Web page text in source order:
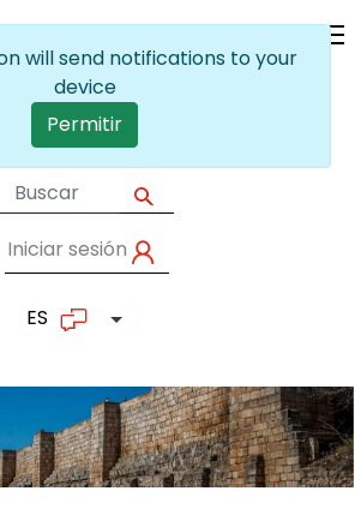
User account
Iniciar sesión
ES Lista adicional de